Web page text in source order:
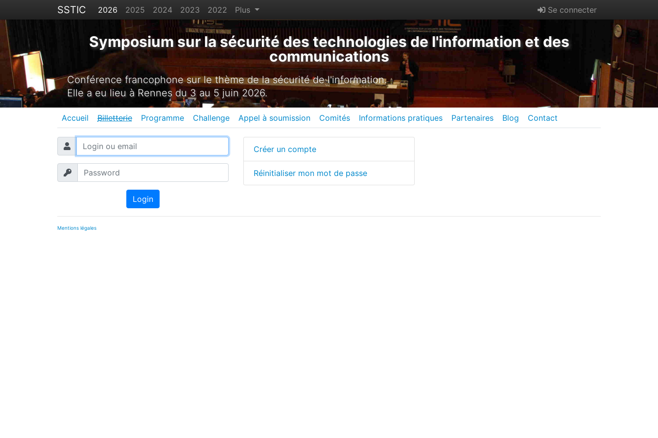
SSTIC 2026 2025 2024 2023 2022 Plus Se connecter
Symposium sur la sécurité des technologies de l'information et des
communications
Conférence francophone sur le thème de la sécurité de l'information.
Elle a eu lieu à Rennes du 3 au 5 juin 2026.
Accueil Billetterie Programme Challenge Appel à soumission Comités Informations pratiques Partenaires Blog Contact
Login
Créer un compte
Réinitialiser mon mot de passe
Mentions légales